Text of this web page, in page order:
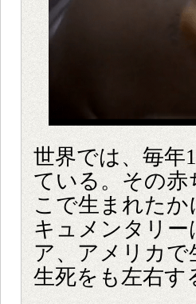
世界では、毎年
ている。その赤
こで生まれた
キュメンタリ
ア、アメリカで
生死をも左右す